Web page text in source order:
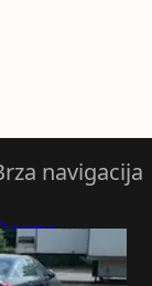
navigacija
nama
Vest